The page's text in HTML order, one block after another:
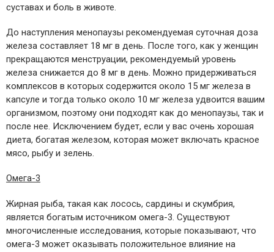
суставах и боль в животе.
До наступления менопаузы рекомендуемая суточная доза
железа составляет 18 мг в день. После того, как у женщин
прекращаются менструации, рекомендуемый уровень
железа снижается до 8 мг в день. Можно придерживаться
комплексов в которых содержится около 15 мг железа в
капсуле и тогда только около 10 мг железа удвоится вашим
организмом, поэтому они подходят как до менопаузы, так и
после нее. Исключением будет, если у вас очень хорошая
диета, богатая железом, которая может включать красное
мясо, рыбу и зелень.
Омега-3
Жирная рыба, такая как лосось, сардины и скумбрия,
является богатым источником омега-3. Существуют
многочисленные исследования, которые показывают, что
омега-3 может оказывать положительное влияние на